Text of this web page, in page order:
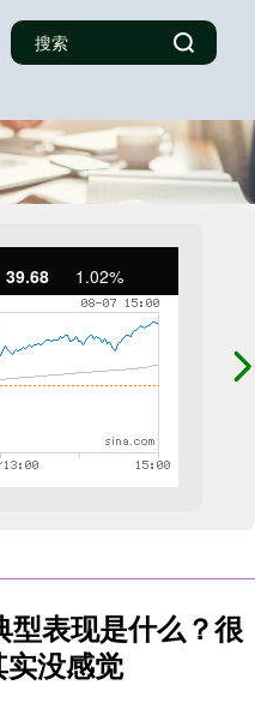
39.68 1.02%
型表现是什么？很
没感觉